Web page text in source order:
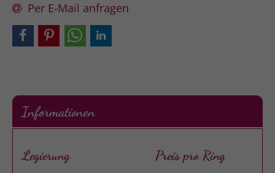
Per E-Mail anfragen
Informationen
Legierung Preis pro Ring